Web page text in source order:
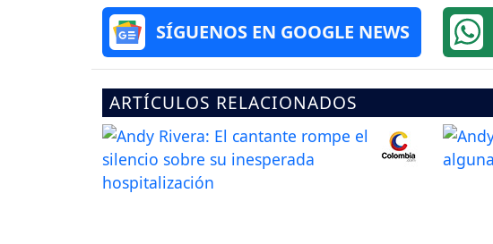
SÍGUENOS EN GOOGLE NEWS
ARTÍCULOS RELACIONADOS